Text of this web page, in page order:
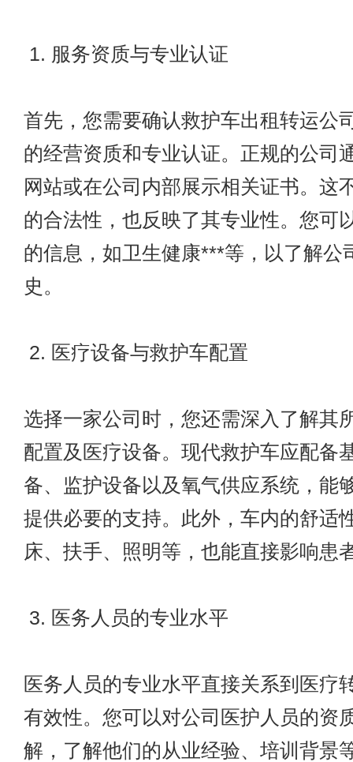
1. 服务资质与专业认证
首先，您需要确认救护车出租转运公
的经营资质和专业认证。正规的公司
网站或在公司内部展示相关证书。这
的合法性，也反映了其专业性。您可
的信息，如卫生健康***等，以了解公
史。
2. 医疗设备与救护车配置
选择一家公司时，您还需深入了解其
配置及医疗设备。现代救护车应配备
备、监护设备以及氧气供应系统，能
提供必要的支持。此外，车内的舒适
床、扶手、照明等，也能直接影响患
3. 医务人员的专业水平
医务人员的专业水平直接关系到医疗
有效性。您可以对公司医护人员的资
解，了解他们的从业经验、培训背景